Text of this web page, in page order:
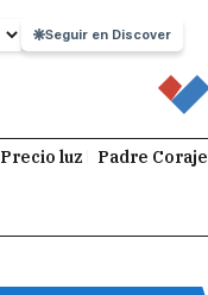
Seguir en Discover
Precio luz Padre Coraje